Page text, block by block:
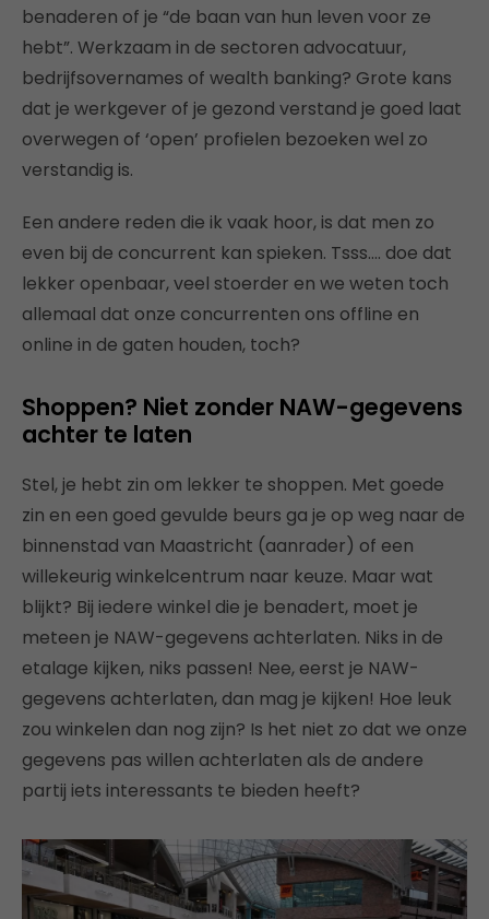
benaderen of je “de baan van hun leven voor ze
hebt”. Werkzaam in de sectoren advocatuur,
bedrijfsovernames of wealth banking? Grote kans
dat je werkgever of je gezond verstand je goed laat
overwegen of ‘open’ profielen bezoeken wel zo
verstandig is.
Een andere reden die ik vaak hoor, is dat men zo
even bij de concurrent kan spieken. Tsss…. doe dat
lekker openbaar, veel stoerder en we weten toch
allemaal dat onze concurrenten ons offline en
online in de gaten houden, toch?
Shoppen? Niet zonder NAW-gegevens
achter te laten
Stel, je hebt zin om lekker te shoppen. Met goede
zin en een goed gevulde beurs ga je op weg naar de
binnenstad van Maastricht (aanrader) of een
willekeurig winkelcentrum naar keuze. Maar wat
blijkt? Bij iedere winkel die je benadert, moet je
meteen je NAW-gegevens achterlaten. Niks in de
etalage kijken, niks passen! Nee, eerst je NAW-
gegevens achterlaten, dan mag je kijken! Hoe leuk
zou winkelen dan nog zijn? Is het niet zo dat we onze
gegevens pas willen achterlaten als de andere
partij iets interessants te bieden heeft?